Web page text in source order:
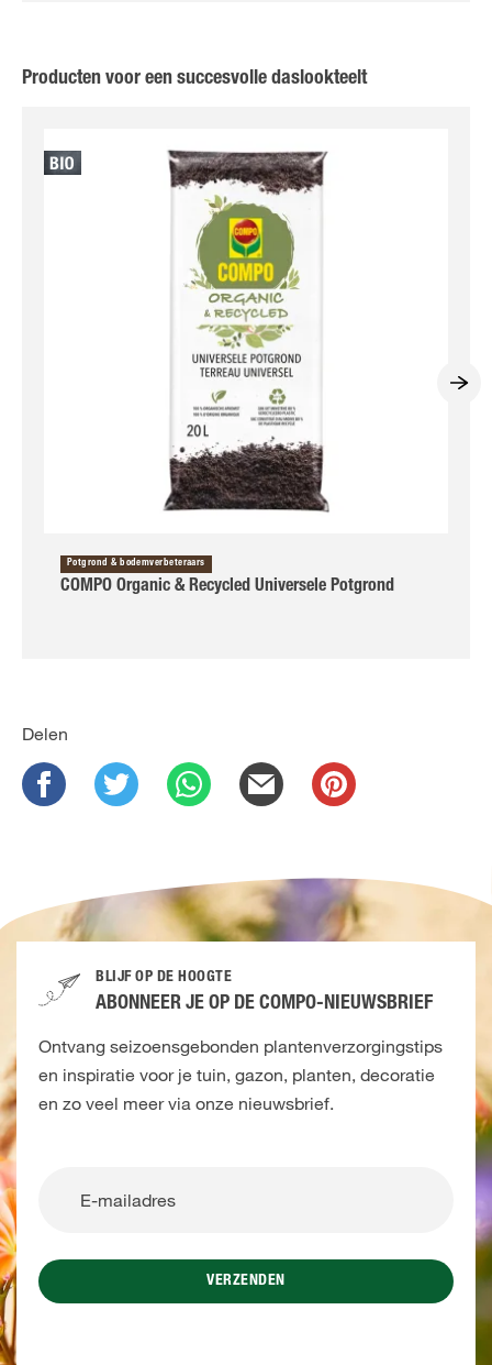
Producten voor een succesvolle daslookteelt
Potgrond & bodemverbeteraars
COMPO Organic & Recycled Universele Potgrond
Delen
BLIJF OP DE HOOGTE
ABONNEER JE OP DE COMPO-NIEUWSBRIEF
Ontvang seizoensgebonden plantenverzorgingstips
en inspiratie voor je tuin, gazon, planten, decoratie
en zo veel meer via onze nieuwsbrief.
VERZENDEN